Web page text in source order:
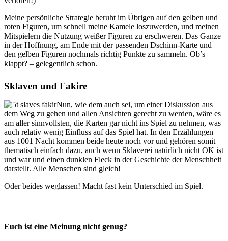
Meine persönliche Strategie beruht im Übrigen auf den gelben und
roten Figuren, um schnell meine Kamele loszuwerden, und meinen
Mitspielern die Nutzung weißer Figuren zu erschweren. Das Ganze
in der Hoffnung, am Ende mit der passenden Dschinn-Karte und
den gelben Figuren nochmals richtig Punkte zu sammeln. Ob’s
klappt? – gelegentlich schon.
Sklaven und Fakire
Nun, wie dem auch sei, um einer Diskussion aus
dem Weg zu gehen und allen Ansichten gerecht zu werden, wäre es
am aller sinnvollsten, die Karten gar nicht ins Spiel zu nehmen, was
auch relativ wenig Einfluss auf das Spiel hat. In den Erzählungen
aus 1001 Nacht kommen beide heute noch vor und gehören somit
thematisch einfach dazu, auch wenn Sklaverei natürlich nicht OK ist
und war und einen dunklen Fleck in der Geschichte der Menschheit
darstellt. Alle Menschen sind gleich!
Oder beides weglassen! Macht fast kein Unterschied im Spiel.
Euch ist eine Meinung nicht genug?